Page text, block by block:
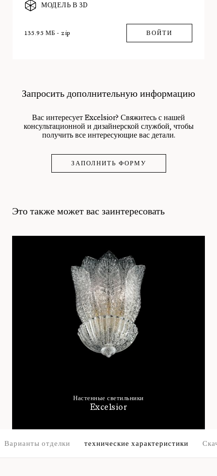
МОДЕЛЬ В 3D
135.95 МБ - zip ВОЙТИ
Запросить дополнительную информацию
Вас интересует Excelsior? Свяжитесь с нашей
консультационной и дизайнерской службой, чтобы
получить все интересующие вас детали.
ЗАПОЛНИТЬ ФОРМУ
Это также может вас заинтересовать
Настенные светильники
Excelsior
Варианты отделки технические характеристики